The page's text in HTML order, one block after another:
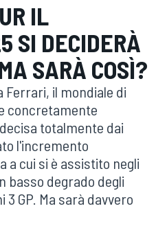
IL
SI DECIDERÀ
SARÀ COSÌ?
Ferrari, il mondiale di
concretamente
totalmente dai
l'incremento
a cui si è assistito negli
basso degrado degli
GP. Ma sarà davvero